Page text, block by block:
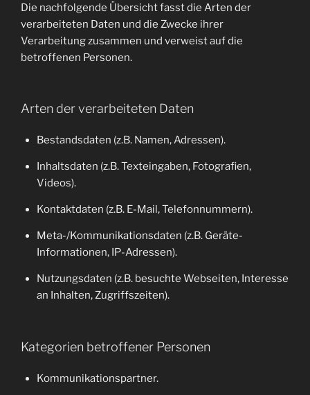
Die nachfolgende Übersicht fasst die Arten der
verarbeiteten Daten und die Zwecke ihrer
Verarbeitung zusammen und verweist auf die
betroffenen Personen.
Arten der verarbeiteten Daten
Bestandsdaten (z.B. Namen, Adressen).
Inhaltsdaten (z.B. Texteingaben, Fotografien,
Videos).
Kontaktdaten (z.B. E-Mail, Telefonnummern).
Meta-/Kommunikationsdaten (z.B. Geräte-
Informationen, IP-Adressen).
Nutzungsdaten (z.B. besuchte Webseiten, Interesse
an Inhalten, Zugriffszeiten).
Kategorien betroffener Personen
Kommunikationspartner.